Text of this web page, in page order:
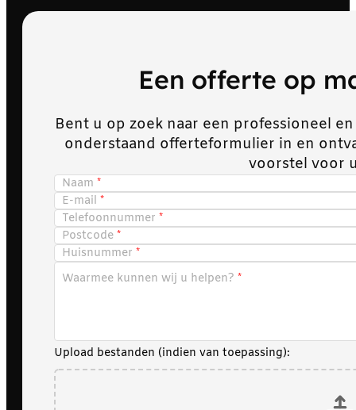
Een offerte op
Bent u op zoek naar een professioneel
onderstaand offerteformulier in en
voorstel voor
Naam
E-mail
Telefoonnummer
Postcode
Huisnummer
Waarmee kunnen wij u helpen?
Upload bestanden (indien van toepassing):